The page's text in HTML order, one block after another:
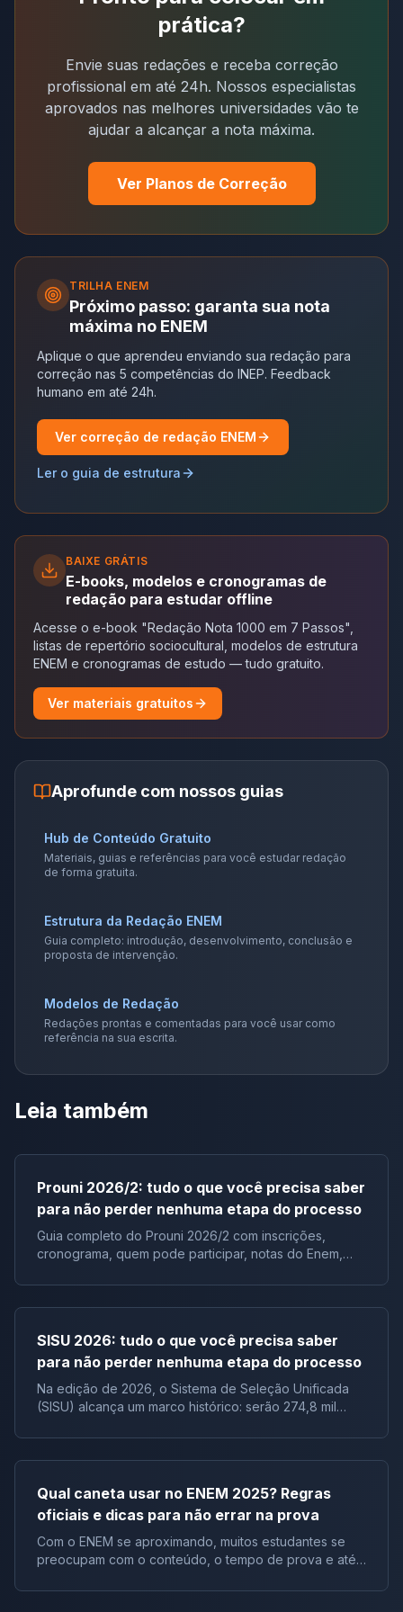
prática?
Envie suas redações e receba correção
profissional em até 24h. Nossos especialistas
aprovados nas melhores universidades vão te
ajudar a alcançar a nota máxima.
Ver Planos de Correção
TRILHA ENEM
Próximo passo: garanta sua nota
máxima no ENEM
Aplique o que aprendeu enviando sua redação para
correção nas 5 competências do INEP. Feedback
humano em até 24h.
Ver correção de redação ENEM
Ler o guia de estrutura
BAIXE GRÁTIS
E-books, modelos e cronogramas de
redação para estudar offline
Acesse o e-book "Redação Nota 1000 em 7 Passos",
listas de repertório sociocultural, modelos de estrutura
ENEM e cronogramas de estudo — tudo gratuito.
Ver materiais gratuitos
Aprofunde com nossos guias
Hub de Conteúdo Gratuito
Materiais, guias e referências para você estudar redação
de forma gratuita.
Estrutura da Redação ENEM
Guia completo: introdução, desenvolvimento, conclusão e
proposta de intervenção.
Modelos de Redação
Redações prontas e comentadas para você usar como
referência na sua escrita.
Leia também
Prouni 2026/2: tudo o que você precisa saber
para não perder nenhuma etapa do processo
Guia completo do Prouni 2026/2 com inscrições,
cronograma, quem pode participar, notas do Enem,
SISU 2026: tudo o que você precisa saber
para não perder nenhuma etapa do processo
Na edição de 2026, o Sistema de Seleção Unificada
(SISU) alcança um marco histórico: serão 274,8 mil
instituições públicas, configurando a maior edição do
SISU em número de instituições participantes desde a
Educação (MEC), o Sistema de Seleção Unificada é a
principal porta de entrada para cursos de graduação
todo o Brasil. Além disso, a inscrição no SISU é
totalmente gratuita e deverá ser realizada
Qual caneta usar no ENEM 2025? Regras
oficiais e dicas para não errar na prova
Com o ENEM se aproximando, muitos estudantes se
preocupam com o conteúdo, o tempo de prova e até
pequeno e que, se ignorado, pode anular sua prova